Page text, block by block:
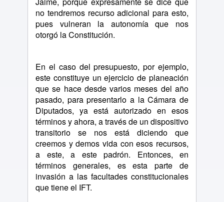
no tendremos recurso adicional para esto,
pues vulneran la autonomía que nos
otorgó la Constitución.
En el caso del presupuesto, por ejemplo,
este constituye un ejercicio de planeación
que se hace desde varios meses del año
pasado, para presentarlo a la Cámara de
Diputados, ya está autorizado en esos
términos y ahora, a través de un dispositivo
transitorio se nos está diciendo que
creemos y demos vida con esos recursos,
a este, a este padrón. Entonces, en
términos generales, es esta parte de
invasión a las facultades constitucionales
que tiene el IFT.